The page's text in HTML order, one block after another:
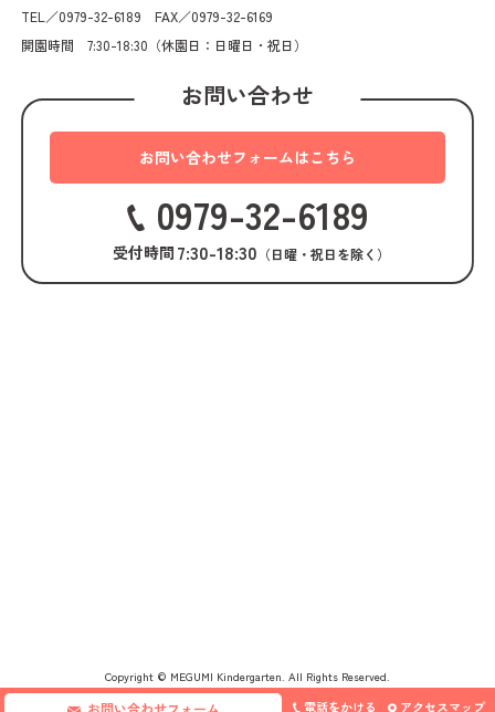
TEL／0979-32-6189 FAX／0979-32-6169
開園時間 7:30-18:30（休園日：日曜日・祝日）
お問い合わせ
お問い合わせフォームはこちら
0979-32-6189
受付時間 7:30-18:30 （日曜・祝日を除く）
お問い合わせフォーム 電話をかける アクセスマップ
Copyright © MEGUMI Kindergarten. All Rights Reserved.